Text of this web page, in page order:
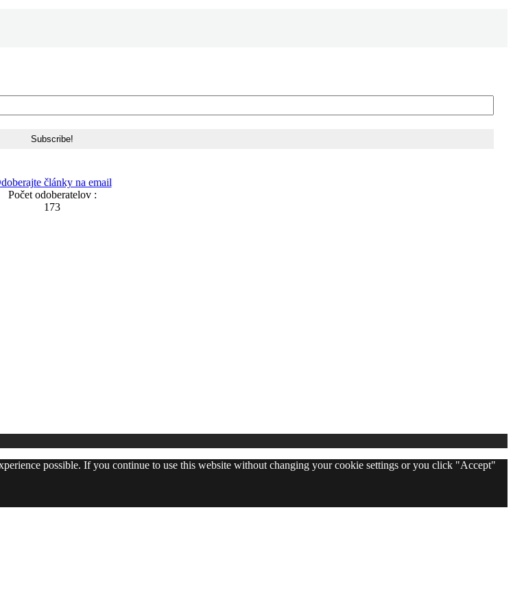
články na email
Počet odoberatelov :
173
possible. If you continue to use this website without changing your cookie settings or you click "Accept"